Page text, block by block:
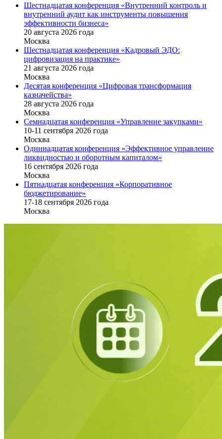
Шестнадцатая конференция «Внутренний контроль и
внутренний аудит как инструменты повышения
эффективности бизнеса»
20 августа 2026 года
Москва
Шестнадцатая конференция «Кадровый ЭДО:
цифровизация на практике»
21 августа 2026 года
Москва
Десятая конференция «Цифровая трансформация
казначейства»
28 августа 2026 года
Москва
Семнадцатая конференция «Управление закупками»
10-11 сентября 2026 года
Москва
Одиннадцатая конференция «Эффективное управление
ликвидностью и оборотным капиталом»
16 cентября 2026 года
Москва
Пятнадцатая конференция «Корпоративное
бюджетирование»
17-18 сентября 2026 года
Москва